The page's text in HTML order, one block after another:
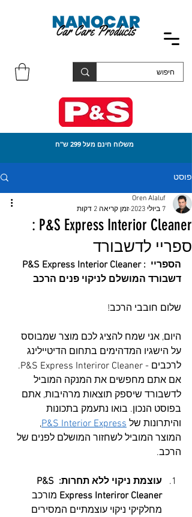
משלוח חינם מעל 299 ש"ח
פוסט
P&S Express Interior Cleaner :
ספריי לדשבורד
Oren Alaluf
7 ביולי 2023
זמן קריאה 2 דקות
P&S Express Interior Cleaner : הספריי
דשבורד המושלם לניקוי פנים הרכב
!שלום חובבי הרכב
היום, אני שמח להציג לכם מוצר שמבוסס
על הישגיו המדהימים בתחום הדיטיילינג
לרכבים - P&S Express Interiror Cleaner.
אם אתם מחפשים את המנקה המוביל
לדשבורד שיספק תוצאות מרהיבות, אתם
בפוסט הנכון. בואו נתעמק בתכונות
והיתרונות של P&S Interior Express
,
המוצר המוביל לשחזור המושלם לפנים של
הרכב.
עוצמת ניקוי ללא תחרות: P&S
Express Interiror Cleaner מורכב
מחלקיקי ניקוי עוצמתיים המסירים